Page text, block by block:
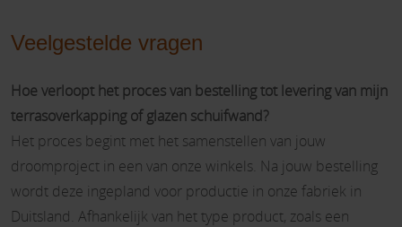
Veelgestelde vragen
Hoe verloopt het proces van bestelling tot levering van mijn
terrasoverkapping of glazen schuifwand?
Het proces begint met het samenstellen van jouw
droomproject in een van onze winkels. Na jouw bestelling
wordt deze ingepland voor productie in onze fabriek in
Duitsland. Afhankelijk van het type product, zoals een